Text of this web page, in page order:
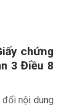
chứng
3 Điều 8
đổi nội dung